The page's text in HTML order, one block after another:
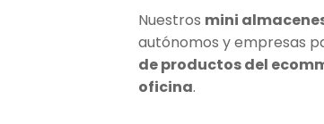
Nuestros mini
autónomos y empresas
de productos del
oficina.